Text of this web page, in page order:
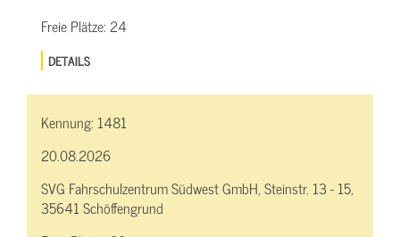
Freie Plätze:24
DETAILS
Kennung: 1481
20.08.2026
SVG Fahrschulzentrum Südwest GmbH, Steinstr. 13 - 15,
35641 Schöffengrund